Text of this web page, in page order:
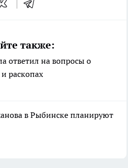
также:
ответил на вопросы о
раскопах
в Рыбинске планируют